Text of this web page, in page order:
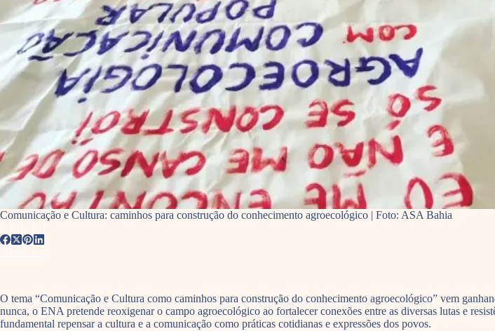
Comunicação e Cultura: caminhos para construção do conhecimento agroecológico | Foto: ASA Bahia
O tema “Comunicação e Cultura como caminhos para construção do conhecimento agroecológico” vem
nunca, o ENA pretende reoxigenar o campo agroecológico ao fortalecer conexões entre as diversas lutas e
fundamental repensar a cultura e a comunicação como práticas cotidianas e expressões dos povos.